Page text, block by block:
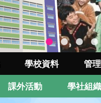
學校資料 管
課外活動 學社組織